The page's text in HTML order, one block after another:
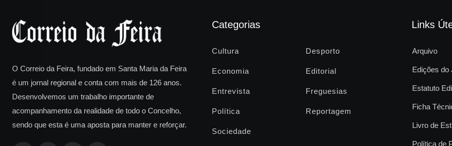
O Correio da Feira, fundado em Santa Maria da Feira
é um jornal regional e conta com mais de 126 anos.
Desenvolvemos um trabalho importante de
acompanhamento da realidade de todo o Concelho,
sendo que esta é uma aposta para manter e reforçar.
Categorias
Cultura Desporto
Economia Editorial
Entrevista Freguesias
Política Reportagem
Sociedade
Links
Arquivo
Edições do
Estatuto
Ficha
Livro de
Política de